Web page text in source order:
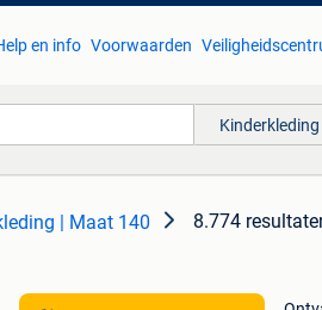
en info Voorwaarden
| Maat 140 8.774